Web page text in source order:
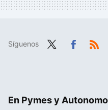
Síguenos
En Pymes y